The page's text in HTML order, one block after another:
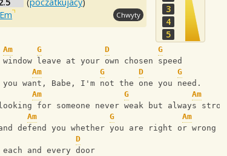
Em Chwyty
3
4
5
Am G D
G
leave at your own chosen speed
Am G D
G
want, Babe, I'm not the one you need.
Am G
Am
for someone never weak but always strong
Am G
Am
defend you whether you are right or wrong
D
each and every door